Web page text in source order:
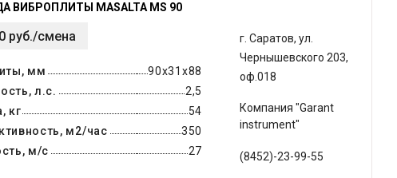
ВИБРОПЛИТЫ MASALTA MS 90
руб./смена
мм
90x31x88
л.с.
2,5
кг
54
м2/час
350
м/с
27
г. Саратов, ул.
Чернышевского 203,
оф.018
Компания "Garant
instrument"
(8452)-23-99-55